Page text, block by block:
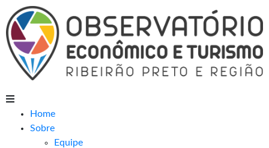
Home
Sobre
Equipe